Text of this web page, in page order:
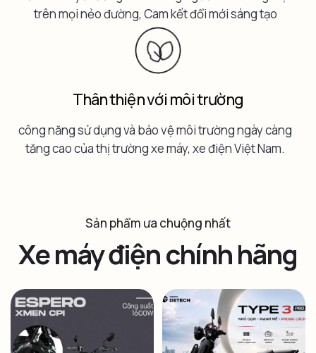
trên mọi nẻo đường, Cam kết đổi mới sáng tạo
Thân thiện với môi trường
công năng sử dụng và bảo vệ môi trường ngày càng
tăng cao của thị trường xe máy, xe điện Việt Nam.
Sản phẩm ưa chuộng nhất
Xe máy điện chính hãng